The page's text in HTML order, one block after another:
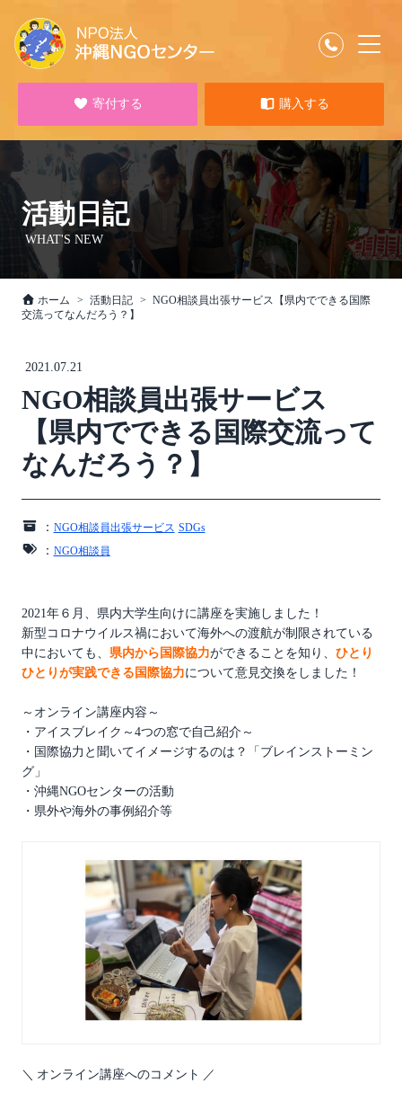
寄付する 購入する
活動日記
WHAT'S NEW
ホーム 活動日記
NGO相談員出張サービス【県内でできる国際
交流ってなんだろう？】
2021.07.21
NGO相談員出張サービス
【県内でできる国際交流って
なんだろう？】
： NGO相談員出張サービス SDGs
： NGO相談員
2021年６月、県内大学生向けに講座を実施しました！
新型コロナウイルス禍において海外への渡航が制限されている
中においても、 県内から国際協力ができることを知り、 ひとり
ひとりが実践できる国際協力について意見交換をしました！
～オンライン講座内容～
・アイスブレイク～4つの窓で自己紹介～
・国際協力と聞いてイメージするのは？「ブレインストーミン
グ」
・沖縄NGOセンターの活動
・県外や海外の事例紹介等
＼ オンライン講座へのコメント ／